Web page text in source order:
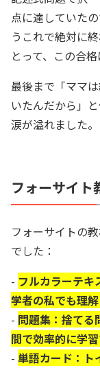
点に達していた
うこれで絶対に
とって、この合
最後まで「ママ
いたんだから」
涙が溢れました。
フォーサイト
フォーサイトの
でした：
- フルカラーテ
学者の私でも理
- 問題集：捨てる
間で効率的に学
-単語カード：ト